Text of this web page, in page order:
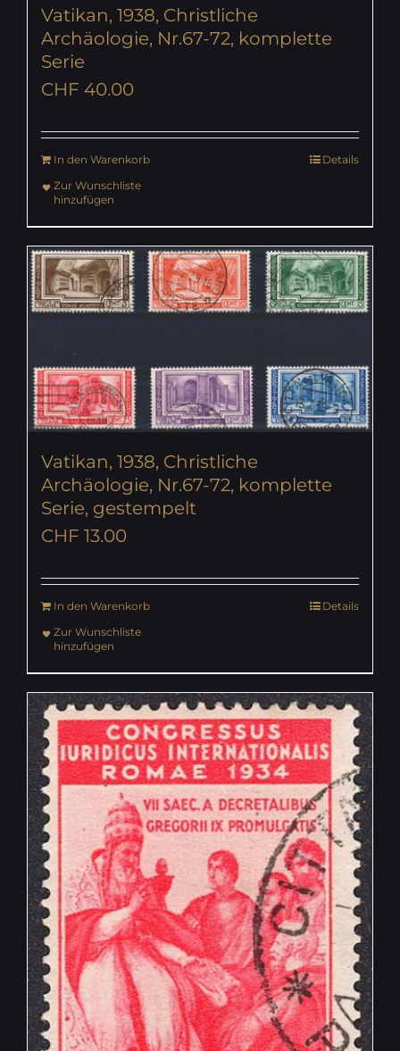
Vatikan, 1938, Christliche
Archäologie, Nr.67-72, komplette
Serie
CHF 40.00
In den Warenkorb
Details
Zur Wunschliste
hinzufügen
Vatikan, 1938, Christliche
Archäologie, Nr.67-72, komplette
Serie, gestempelt
CHF 13.00
In den Warenkorb
Details
Zur Wunschliste
hinzufügen